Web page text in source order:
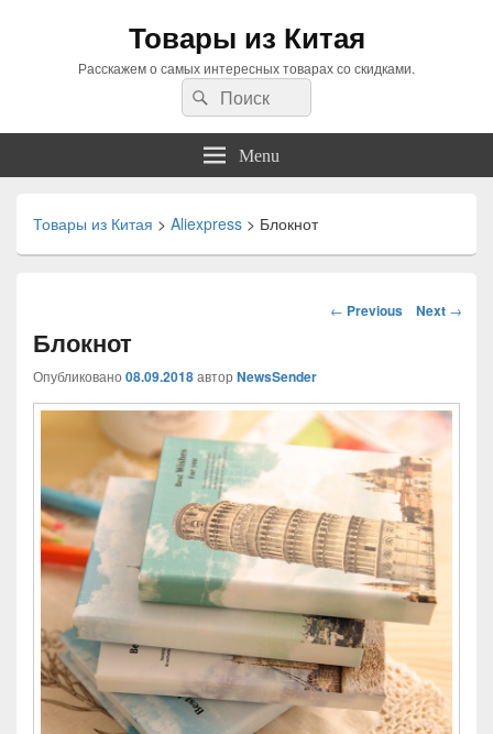
Товары из Китая
Расскажем о самых интересных товарах со скидками.
Search
for:
Search
Menu
Товары из Китая > Aliexpress > Блокнот
Навигация
← Previous Next →
Блокнот
Опубликовано 08.09.2018автор NewsSender